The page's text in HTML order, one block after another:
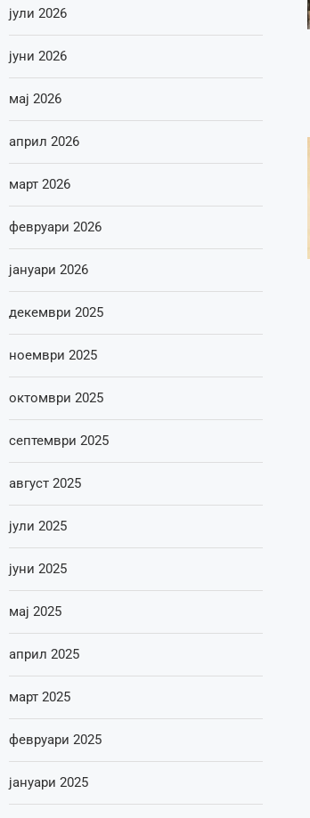
јули 2026
јуни 2026
мај 2026
април 2026
март 2026
февруари 2026
јануари 2026
декември 2025
ноември 2025
октомври 2025
септември 2025
август 2025
јули 2025
јуни 2025
мај 2025
април 2025
март 2025
февруари 2025
јануари 2025